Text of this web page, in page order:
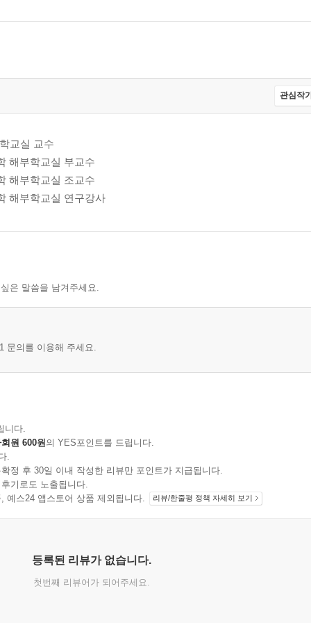
관심작
교실 교수
해부학교실 부교수
해부학교실 조교수
해부학교실 연구강사
은 말씀을 남겨주세요.
문의를 이용해 주세요.
니다.
원 600원의 YES포인트를 드립니다.
.
정 후 30일 이내 작성한 리뷰만 포인트가 지급됩니다.
기로도 노출됩니다.
예스24 앱스토어 상품 제외됩니다.
리뷰/한줄평 정책 자세히 보기
등록된 리뷰가 없습니다.
첫번째 리뷰어가 되어주세요.